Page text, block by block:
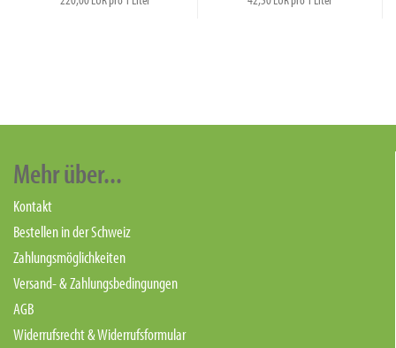
Mehr über...
Kontakt
Bestellen in der Schweiz
Zahlungsmöglichkeiten
Versand- & Zahlungsbedingungen
AGB
Widerrufsrecht & Widerrufsformular